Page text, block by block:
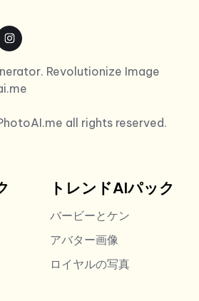
Revolutionize Image
all rights reserved.
トレンドAIパック
バービーとケン
アバター画像
ロイヤルの写真